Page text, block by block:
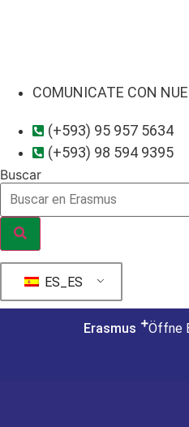
COMUNICATE CON
(+593) 95 957 5634
(+593) 98 594 9395
Buscar
ES_ES
Erasmus Öffne